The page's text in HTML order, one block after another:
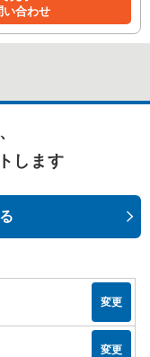
い合わせ
します
変更
変更